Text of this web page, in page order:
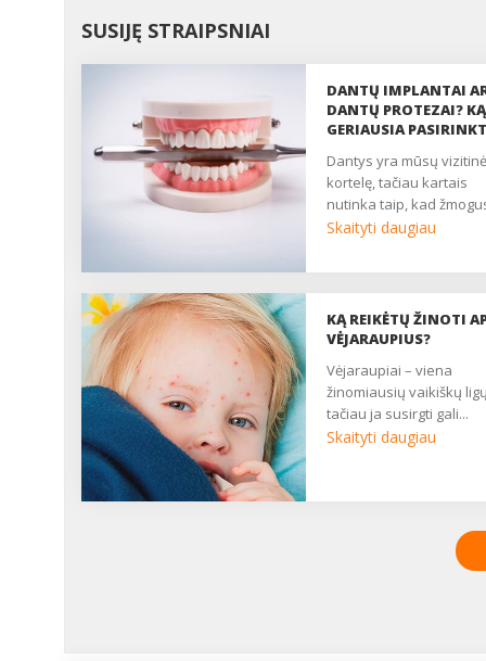
SUSIJĘ STRAIPSNIAI
DANTŲ IMPLANTAI
DANTŲ PROTEZAI? KĄ
GERIAUSIA
dantys yra mūsų vizitinė
kortelę, tačiau kartais
nutinka taip, kad
Skaityti daugiau
KĄ REIKĖTŲ ŽINOTI
VĖJARAUPIUS?
vėjaraupiai – viena
žinomiausių vaikiškų
tačiau ja susirgti gali...
Skaityti daugiau